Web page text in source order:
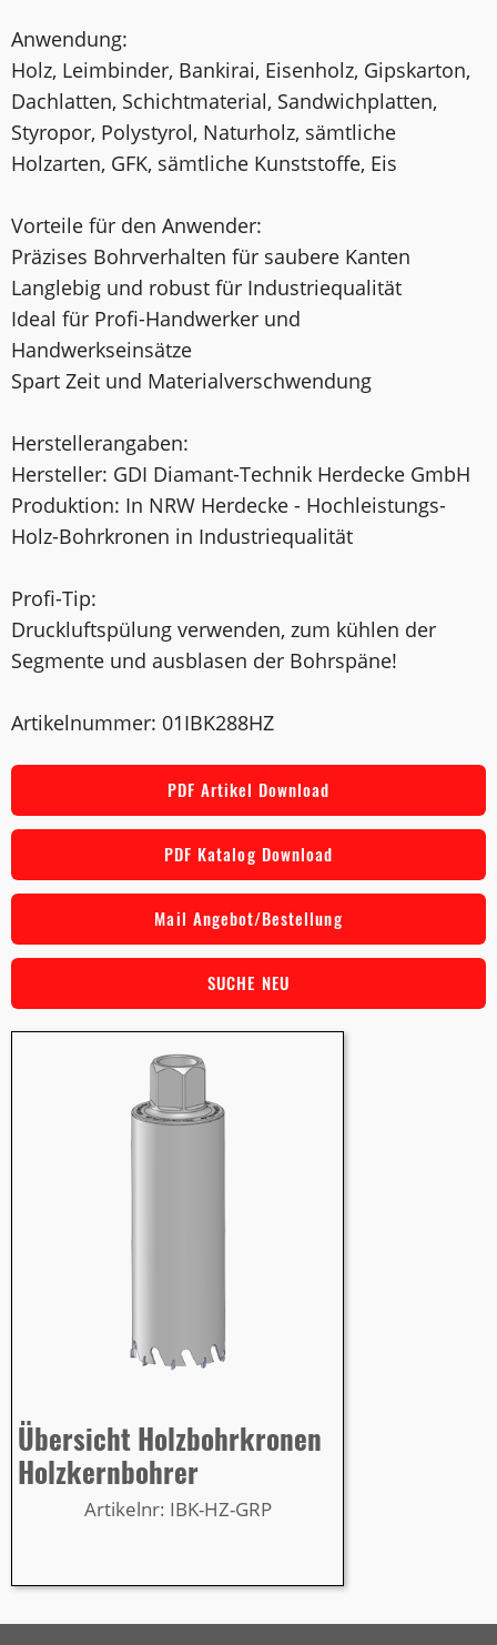
Anwendung:
Holz, Leimbinder, Bankirai, Eisenholz, Gipskarton,
Dachlatten, Schichtmaterial, Sandwichplatten,
Styropor, Polystyrol, Naturholz, sämtliche
Holzarten, GFK, sämtliche Kunststoffe, Eis
Vorteile für den Anwender:
Präzises Bohrverhalten für saubere Kanten
Langlebig und robust für Industriequalität
Ideal für Profi-Handwerker und
Handwerkseinsätze
Spart Zeit und Materialverschwendung
Herstellerangaben:
Hersteller: GDI Diamant-Technik Herdecke GmbH
Produktion: In NRW Herdecke - Hochleistungs-
Holz-Bohrkronen in Industriequalität
Profi-Tip:
Druckluftspülung verwenden, zum kühlen der
Segmente und ausblasen der Bohrspäne!
Artikelnummer: 01IBK288HZ
PDF Artikel Download
PDF Katalog Download
Mail Angebot/Bestellung
SUCHE NEU
Übersicht Holzbohrkronen
Holzkernbohrer
Artikelnr: IBK-HZ-GRP